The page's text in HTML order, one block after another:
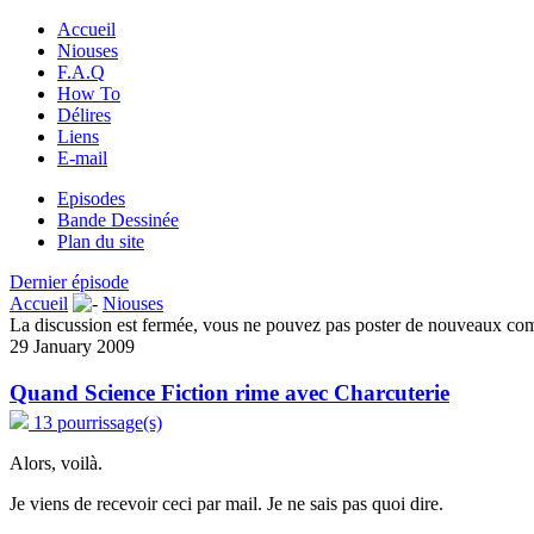
Accueil
Niouses
F.A.Q
How To
Délires
Liens
E-mail
Episodes
Bande Dessinée
Plan du site
Dernier épisode
Accueil
Niouses
La discussion est fermée, vous ne pouvez pas poster de nouveaux
29 January 2009
Quand Science Fiction rime avec Charcuterie
13 pourrissage(s)
Alors, voilà.
Je viens de recevoir ceci par mail. Je ne sais pas quoi dire.